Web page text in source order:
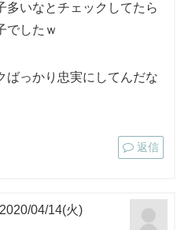
多いなとチェックしてたら
でしたｗ
ばっかり忠実にしてんだな
返信
04/14(火)